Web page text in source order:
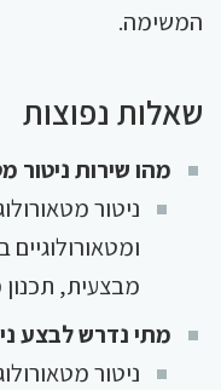
המשימה.
שאלות נפוצות
מהו שירות ניטור
ניטור
מבצעית,
מתי נדרש לבצע
ניטור